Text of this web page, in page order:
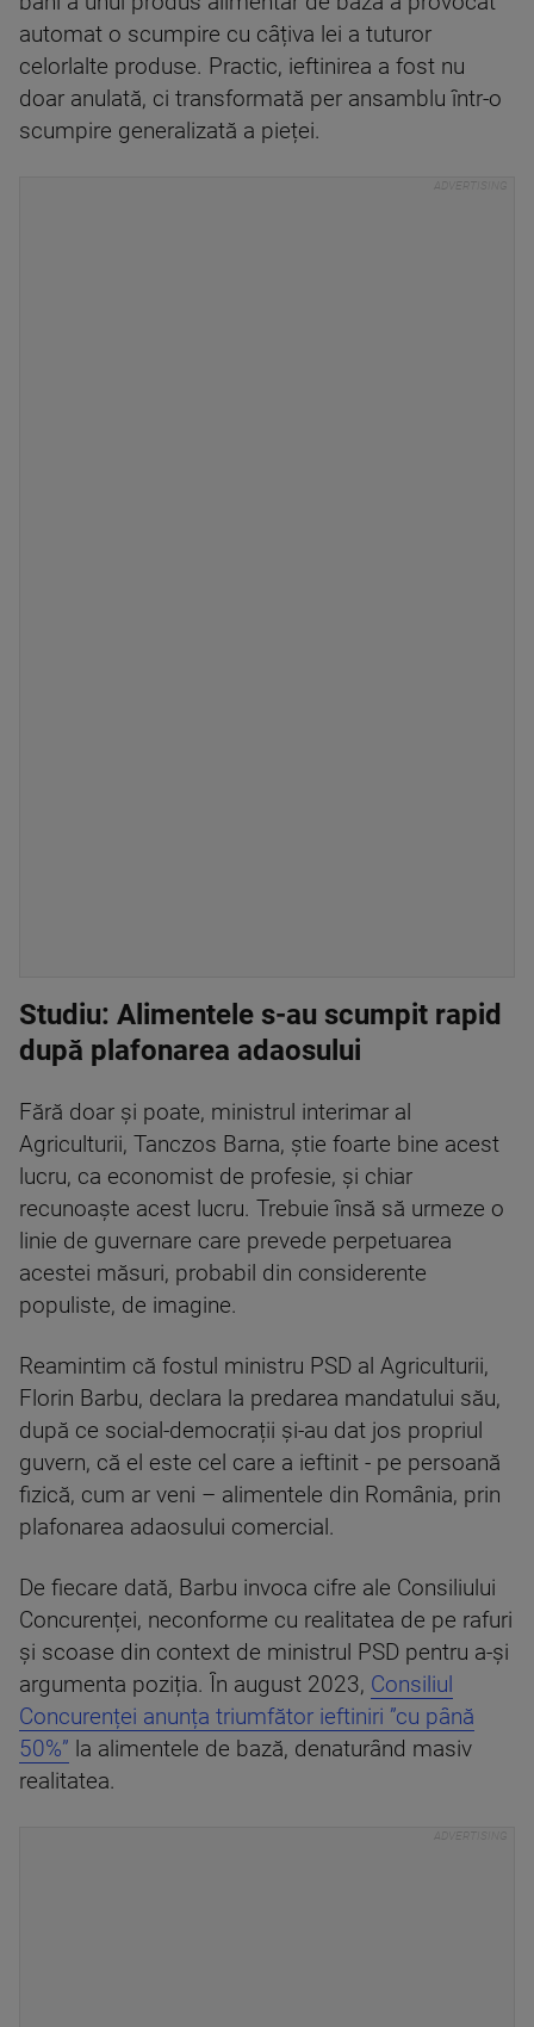
automat o scumpire cu câțiva lei a tuturor
celorlalte produse. Practic, ieftinirea a fost nu
doar anulată, ci transformată per ansamblu într-o
scumpire generalizată a pieței.
Studiu: Alimentele s-au scumpit rapid
după plafonarea adaosului
Fără doar și poate, ministrul interimar al
Agriculturii, Tanczos Barna, știe foarte bine acest
lucru, ca economist de profesie, și chiar
recunoaște acest lucru. Trebuie însă să urmeze o
linie de guvernare care prevede perpetuarea
acestei măsuri, probabil din considerente
populiste, de imagine.
Reamintim că fostul ministru PSD al Agriculturii,
Florin Barbu, declara la predarea mandatului său,
după ce social-democrații și-au dat jos propriul
guvern, că el este cel care a ieftinit - pe persoană
fizică, cum ar veni – alimentele din România, prin
plafonarea adaosului comercial.
De fiecare dată, Barbu invoca cifre ale Consiliului
Concurenței, neconforme cu realitatea de pe rafuri
și scoase din context de ministrul PSD pentru a-și
argumenta poziția. În august 2023, Consiliul
Concurenței anunța triumfător ieftiniri ”cu până
50%” la alimentele de bază, denaturând masiv
realitatea.